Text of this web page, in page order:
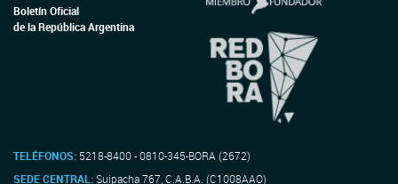
Boletín Oficial
de la República Argentina
TELÉFONOS: 5218-8400 - 0810-345-BORA (2672)
SEDE CENTRAL:Suipacha 767, C.A.B.A. (C1008AAO)